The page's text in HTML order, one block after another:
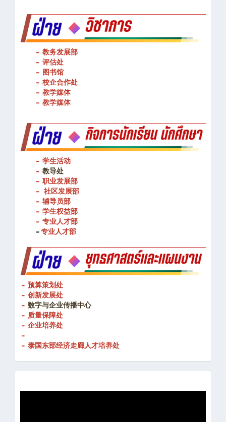
- 教务发展部
- 评估处
- 图书馆
- 校企合作处
- 教学媒体
- 教学媒体
- 学生活动
- 教导处
- 职业发展部
- 社区发展部
- 辅导员部
- 学生权益部
- 专业人才部
-专业人才部
- 预算策划处
- 创新发展处
- 数字与企业传播中心
- 质量保障处
- 企业培养处
-
- 泰国东部经济走廊人才培养处